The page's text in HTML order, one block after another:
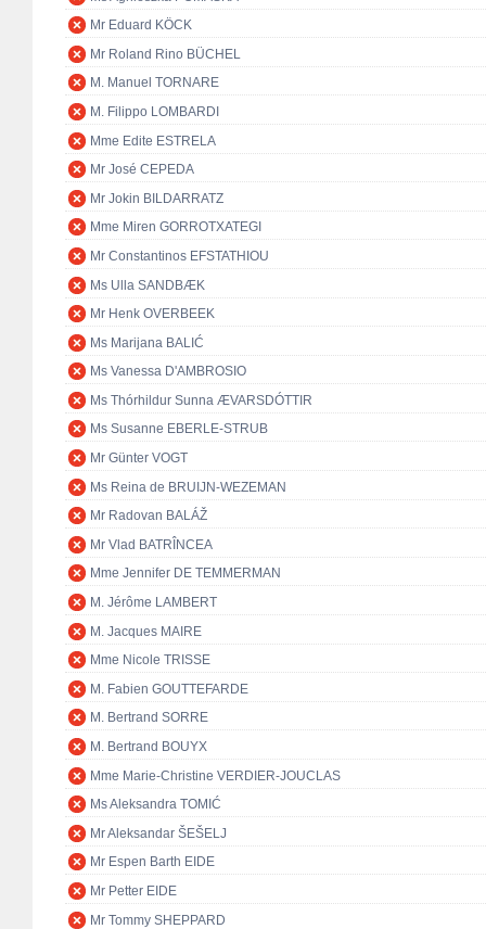
Mr Eduard KÖCK
Mr Roland Rino BÜCHEL
M. Manuel TORNARE
M. Filippo LOMBARDI
Mme Edite ESTRELA
Mr José CEPEDA
Mr Jokin BILDARRATZ
Mme Miren GORROTXATEGI
Mr Constantinos EFSTATHIOU
Ms Ulla SANDBÆK
Mr Henk OVERBEEK
Ms Marijana BALIĆ
Ms Vanessa D'AMBROSIO
Ms Thórhildur Sunna ÆVARSDÓTTIR
Ms Susanne EBERLE-STRUB
Mr Günter VOGT
Ms Reina de BRUIJN-WEZEMAN
Mr Radovan BALÁŽ
Mr Vlad BATRÎNCEA
Mme Jennifer DE TEMMERMAN
M. Jérôme LAMBERT
M. Jacques MAIRE
Mme Nicole TRISSE
M. Fabien GOUTTEFARDE
M. Bertrand SORRE
M. Bertrand BOUYX
Mme Marie-Christine VERDIER-JOUCLAS
Ms Aleksandra TOMIĆ
Mr Aleksandar ŠEŠELJ
Mr Espen Barth EIDE
Mr Petter EIDE
Mr Tommy SHEPPARD